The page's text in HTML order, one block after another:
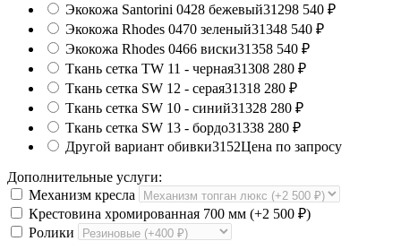
Экокожа Santorini 0428 бежевый31298 540 ₽
Экокожа Rhodes 0470 зеленый31348 540 ₽
Экокожа Rhodes 0466 виски31358 540 ₽
Ткань сетка TW 11 - черная31308 280 ₽
Ткань сетка SW 12 - серая31318 280 ₽
Ткань сетка SW 10 - синий31328 280 ₽
Ткань сетка SW 13 - бордо31338 280 ₽
Другой вариант обивки3152Цена по запросу
Дополнительные услуги:
Механизм кресла
Крестовина хромированная 700 мм (+2 500 ₽)
Ролики